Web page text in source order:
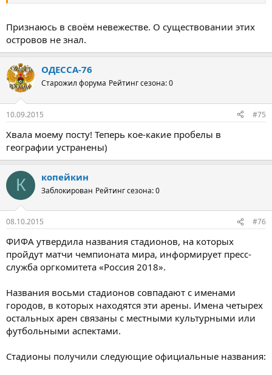
Признаюсь в своём невежестве. О существовании этих
островов не знал.
ОДЕССА-76
Старожил форума Рейтинг сезона: 0
10.09.2015 #75
Хвала моему посту! Теперь кое-какие пробелы в
географии устранены)
К копейкин
Заблокирован Рейтинг сезона: 0
08.10.2015 #76
ФИФА утвердила названия стадионов, на которых
пройдут матчи чемпионата мира, информирует пресс-
служба оргкомитета «Россия 2018».
Названия восьми стадионов совпадают с именами
городов, в которых находятся эти арены. Имена четырех
остальных арен связаны с местными культурными или
футбольными аспектами.
Стадионы получили следующие официальные названия: